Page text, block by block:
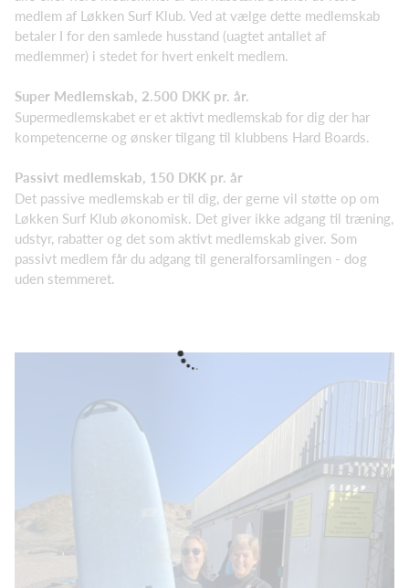
medlem af Løkken Surf Klub. Ved at vælge dette medlemskab
betaler I for den samlede husstand (uagtet antallet af
medlemmer) i stedet for hvert enkelt medlem.
Super Medlemskab, 2.500 DKK pr. år.
Supermedlemskabet er et aktivt medlemskab for dig der har
kompetencerne og ønsker tilgang til klubbens Hard Boards.
Passivt medlemskab, 150 DKK pr. år
Det passive medlemskab er til dig, der gerne vil støtte op om
Løkken Surf Klub økonomisk. Det giver ikke adgang til træning,
udstyr, rabatter og det som aktivt medlemskab giver. Som
passivt medlem får du adgang til generalforsamlingen - dog
uden stemmeret.